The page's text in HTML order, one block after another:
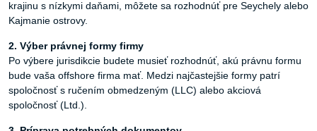
krajinu s nízkymi daňami, môžete sa rozhodnúť pre Seychely alebo
Kajmanie ostrovy.
2. Výber právnej formy firmy
Po výbere jurisdikcie budete musieť rozhodnúť, akú právnu formu
bude vaša offshore firma mať. Medzi najčastejšie formy patrí
spoločnosť s ručením obmedzeným (LLC) alebo akciová
spoločnosť (Ltd.).